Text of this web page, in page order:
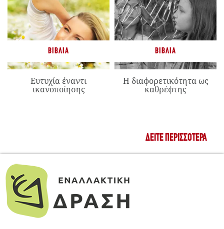
ΒΙΒΛΊΑ
Ευτυχία έναντι
ικανοποίησης
ΒΙΒΛΊΑ
Η διαφορετικότητα ως
καθρέφτης
ΔΕΊΤΕ ΠΕΡΙΣΣΌΤΕΡΑ